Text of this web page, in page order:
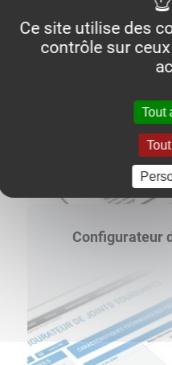
Configurateur
Ce site utilise des
contrôle sur
Tout